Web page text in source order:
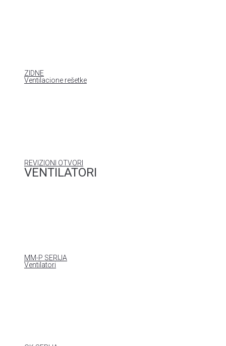
ZIDNE
Ventilacione rešetke
REVIZIONI OTVORI
VENTILATORI
MM-P SERIJA
Ventilatori